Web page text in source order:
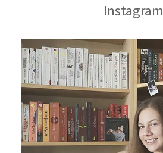
Instagram